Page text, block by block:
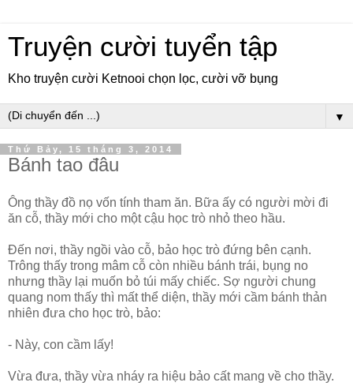
Truyện cười tuyển tập
Kho truyện cười Ketnooi chọn lọc, cười vỡ bụng
▼
Thứ Bảy, 15 tháng 3, 2014
Bánh tao đâu
Ông thầy đồ nọ vốn tính tham ăn. Bữa ấy có người mời đi
ăn cỗ, thầy mới cho một cậu học trò nhỏ theo hầu.
Ðến nơi, thầy ngồi vào cỗ, bảo học trò đứng bên cạnh.
Trông thấy trong mâm cỗ còn nhiều bánh trái, bụng no
nhưng thầy lại muốn bỏ túi mấy chiếc. Sợ người chung
quang nom thấy thì mất thể diện, thầy mới cầm bánh thản
nhiên đưa cho học trò, bảo:
- Này, con cầm lấy!
Vừa đưa, thầy vừa nháy ra hiệu bảo cất mang về cho thầy.